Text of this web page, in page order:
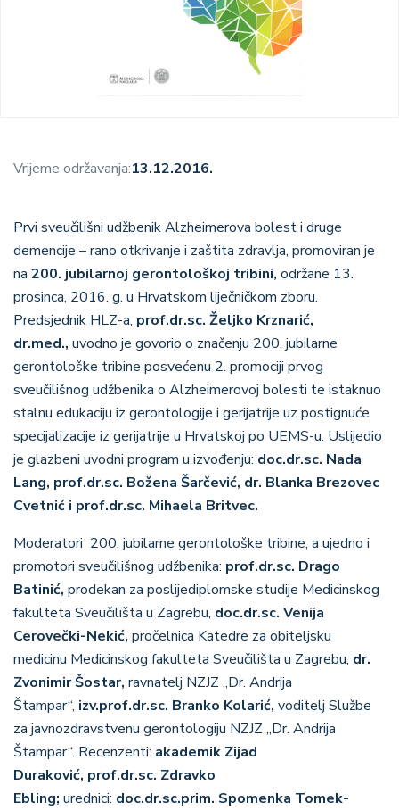
Vrijeme održavanja:13.12.2016.
Prvi sveučilišni udžbenik Alzheimerova bolest i druge
demencije – rano otkrivanje i zaštita zdravlja, promoviran je
na 200. jubilarnoj gerontološkoj tribini, održane 13.
prosinca, 2016. g. u Hrvatskom liječničkom zboru.
Predsjednik HLZ-a, prof.dr.sc. Željko Krznarić,
dr.med., uvodno je govorio o značenju 200. jubilarne
gerontološke tribine posvećenu 2. promociji prvog
sveučilišnog udžbenika o Alzheimerovoj bolesti te istaknuo
stalnu edukaciju iz gerontologije i gerijatrije uz postignuće
specijalizacije iz gerijatrije u Hrvatskoj po UEMS-u. Uslijedio
je glazbeni uvodni program u izvođenju: doc.dr.sc. Nada
Lang, prof.dr.sc. Božena Šarčević, dr. Blanka Brezovec
Cvetnić i prof.dr.sc. Mihaela Britvec.
Moderatori 200. jubilarne gerontološke tribine, a ujedno i
promotori sveučilišnog udžbenika: prof.dr.sc. Drago
Batinić, prodekan za poslijediplomske studije Medicinskog
fakulteta Sveučilišta u Zagrebu, doc.dr.sc. Venija
Cerovečki-Nekić, pročelnica Katedre za obiteljsku
medicinu Medicinskog fakulteta Sveučilišta u Zagrebu, dr.
Zvonimir Šostar, ravnatelj NZJZ „Dr. Andrija
Štampar“, izv.prof.dr.sc. Branko Kolarić, voditelj Službe
za javnozdravstvenu gerontologiju NZJZ „Dr. Andrija
Štampar“. Recenzenti: akademik Zijad
Duraković, prof.dr.sc. Zdravko
Ebling; urednici: doc.dr.sc.prim. Spomenka Tomek-